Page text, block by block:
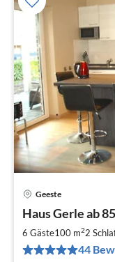
Geeste
Haus Gerle ab
6 Gäste100 m22
44